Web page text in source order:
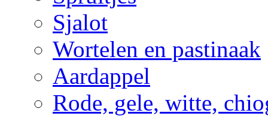
Sjalot
Wortelen en pastinaak
Aardappel
Rode, gele, witte,